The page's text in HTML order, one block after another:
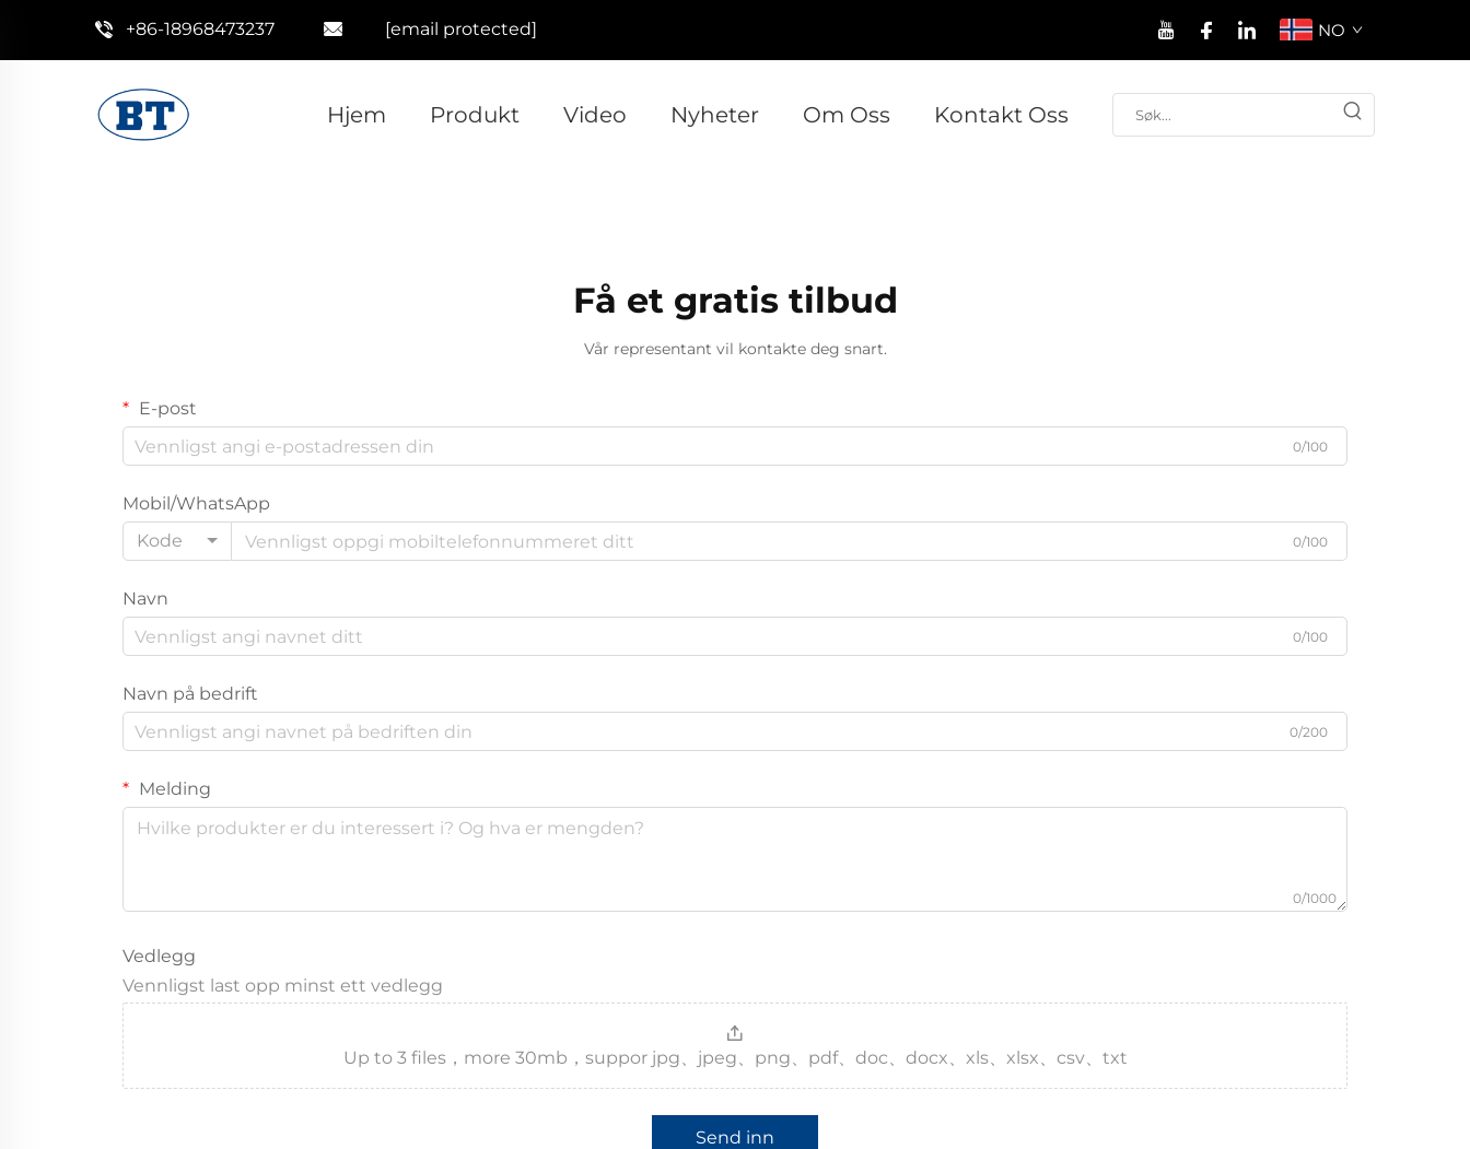
+86-18968473237 [email protected] NO
Hjem Produkt Video Nyheter Om Oss Kontakt Oss
Få et gratis tilbud
Vår representant vil kontakte deg snart.
E-post
0/100
Mobil/WhatsApp
Kode
0/100
Navn
0/100
Navn på bedrift
0/200
Melding
0/1000
Vedlegg
Vennligst last opp minst ett vedlegg
Up to 3 files，more 30mb，suppor jpg、jpeg、png、pdf、doc、docx、xls、xlsx、csv、txt
Send inn